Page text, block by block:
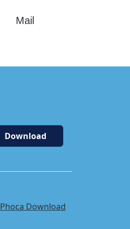
Mail
Download
Phoca Download